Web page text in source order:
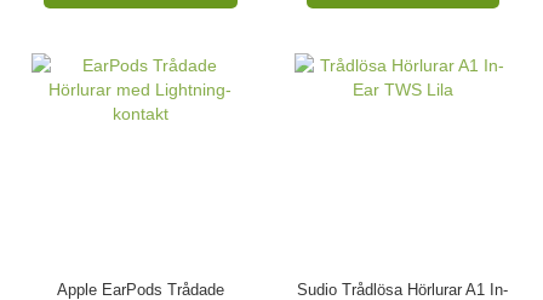
Apple EarPods Trådade
Sudio Trådlösa Hörlurar A1 In-